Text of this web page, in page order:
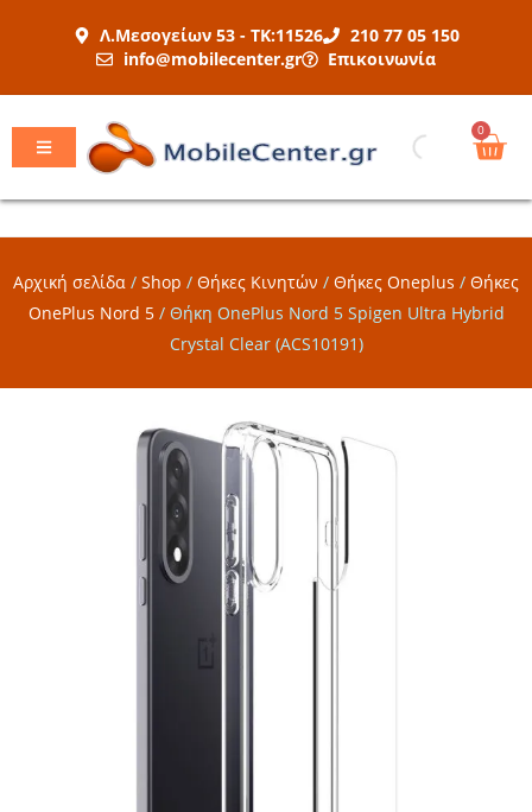
Λ.Μεσογείων 53 - ΤΚ:11526
210 77 05 150
info@mobilecenter.gr
Επικοινωνία
0
Αρχική σελίδα / Shop / Θήκες Κινητών / Θήκες Oneplus / Θήκες
OnePlus Nord 5/ Θήκη OnePlus Nord 5 Spigen Ultra Hybrid
Crystal Clear (ACS10191)